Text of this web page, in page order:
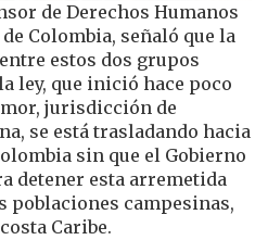
de Derechos Humanos
Colombia, señaló que la
estos dos grupos
ley, que inició hace poco
jurisdicción de
se está trasladando hacia
sin que el Gobierno
detener esta arremetida
poblaciones campesinas,
Caribe.